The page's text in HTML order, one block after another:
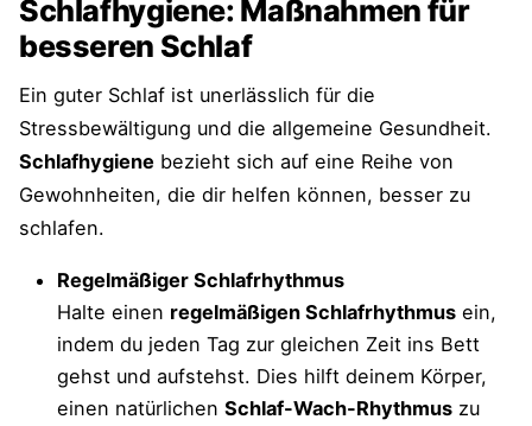
Schlafhygiene: Maßnahmen für
besseren Schlaf
Ein guter Schlaf ist unerlässlich für die
Stressbewältigung und die allgemeine Gesundheit.
Schlafhygiene bezieht sich auf eine Reihe von
Gewohnheiten, die dir helfen können, besser zu
schlafen.
Regelmäßiger Schlafrhythmus
Halte einen regelmäßigen Schlafrhythmus ein,
indem du jeden Tag zur gleichen Zeit ins Bett
gehst und aufstehst. Dies hilft deinem Körper,
einen natürlichen Schlaf-Wach-Rhythmus zu